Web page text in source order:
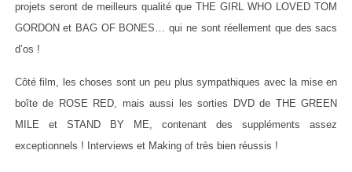
projets seront de meilleurs qualité que THE GIRL WHO LOVED TOM
GORDON et BAG OF BONES… qui ne sont réellement que des sacs
d’os !
Côté film, les choses sont un peu plus sympathiques avec la mise en
boîte de ROSE RED, mais aussi les sorties DVD de THE GREEN
MILE et STAND BY ME, contenant des suppléments assez
exceptionnels ! Interviews et Making of très bien réussis !